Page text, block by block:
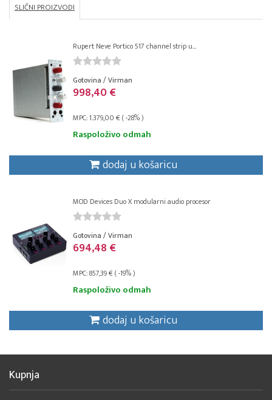
SLIČNI PROIZVODI
Rupert Neve Portico 517 channel strip u...
Gotovina / Virman
998,40 €
MPC: 1.379,00 € ( -28% )
Raspoloživo odmah
dodaj u košaricu
MOD Devices Duo X modularni audio procesor
Gotovina / Virman
694,48 €
MPC: 857,39 € ( -19% )
Raspoloživo odmah
dodaj u košaricu
Kupnja